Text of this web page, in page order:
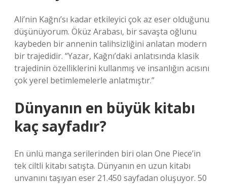
Ali’nin Kağnı’sı kadar etkileyici çok az eser olduğunu
düşünüyorum. Öküz Arabası, bir savaşta oğlunu
kaybeden bir annenin talihsizliğini anlatan modern
bir trajedidir. “Yazar, Kağnı’daki anlatısında klasik
trajedinin özelliklerini kullanmış ve insanlığın acısını
çok yerel betimlemelerle anlatmıştır.”
Dünyanın en büyük kitabı
kaç sayfadır?
En ünlü manga serilerinden biri olan One Piece’in
tek ciltli kitabı satışta. Dünyanın en uzun kitabı
unvanını taşıyan eser 21.450 sayfadan oluşuyor. 50